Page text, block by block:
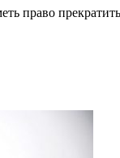
право